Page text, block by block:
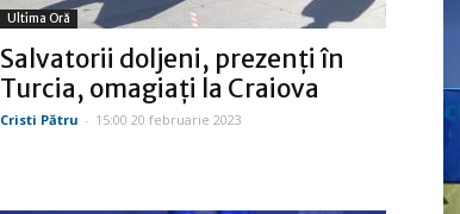
Ultima Oră
Salvatorii doljeni, prezenţi în
Turcia, omagiaţi la Craiova
Cristi Pătru - 15:00 20 februarie 2023